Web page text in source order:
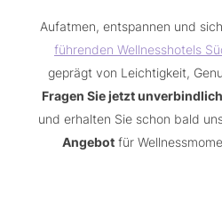
Aufatmen, entspannen und
führenden Wellnesshotels
geprägt von Leichtigkeit,
Fragen Sie jetzt
und erhalten Sie schon bald
Angebotfür